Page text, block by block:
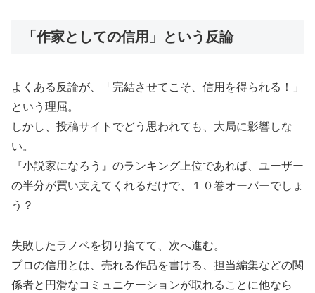
「作家としての信用」という反論
よくある反論が、「完結させてこそ、信用を得られる！」
という理屈。
しかし、投稿サイトでどう思われても、大局に影響しな
い。
『小説家になろう』のランキング上位であれば、ユーザー
の半分が買い支えてくれるだけで、１０巻オーバーでしょ
う？
失敗したラノベを切り捨てて、次へ進む。
プロの信用とは、売れる作品を書ける、担当編集などの関
係者と円滑なコミュニケーションが取れることに他なら